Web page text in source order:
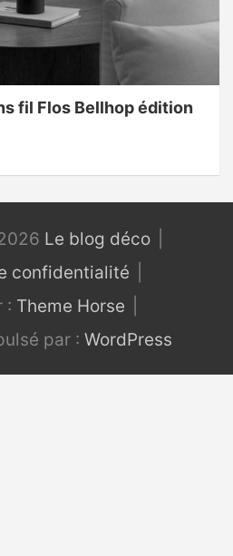
fil Flos Bellhop édition
Le blog déco
confidentialité
: Theme Horse
par : WordPress